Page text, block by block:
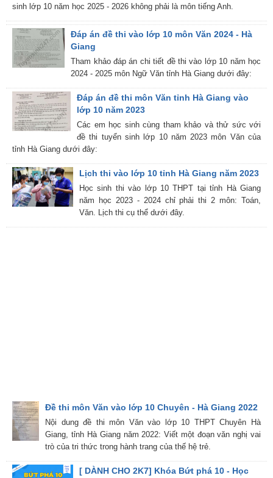
sinh lớp 10 năm học 2025 - 2026 không phải là môn tiếng Anh.
Đáp án đề thi vào lớp 10 môn Văn 2024 - Hà
Giang
Tham khảo đáp án chi tiết đề thi vào lớp 10 năm học
2024 - 2025 môn Ngữ Văn tỉnh Hà Giang dưới đây:
Đáp án đề thi môn Văn tỉnh Hà Giang vào
lớp 10 năm 2023
Các em học sinh cùng tham khảo và thử sức với
đề thi tuyển sinh lớp 10 năm 2023 môn Văn của
tỉnh Hà Giang dưới đây:
Lịch thi vào lớp 10 tỉnh Hà Giang năm 2023
Học sinh thi vào lớp 10 THPT tại tỉnh Hà Giang
năm học 2023 - 2024 chỉ phải thi 2 môn: Toán,
Văn. Lịch thi cụ thể dưới đây.
Đề thi môn Văn vào lớp 10 Chuyên - Hà Giang 2022
Nội dung đề thi môn Văn vào lớp 10 THPT Chuyên Hà
Giang, tỉnh Hà Giang năm 2022: Viết một đoạn văn nghị vai
trò của tri thức trong hành trang của thế hệ trẻ.
[ DÀNH CHO 2K7] Khóa Bứt phá 10 - Học